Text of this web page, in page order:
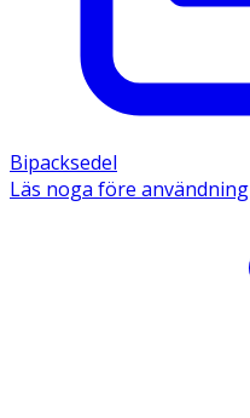
Bipacksedel
Läs noga före användning